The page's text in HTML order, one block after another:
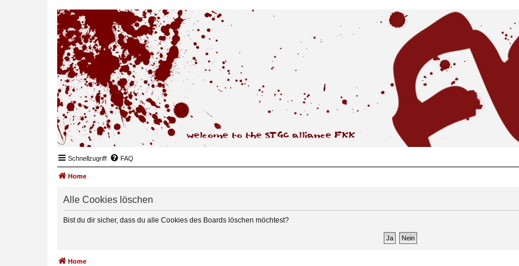
Schnellzugriff FAQ
Home
Alle Cookies löschen
Bist du dir sicher, dass du alle Cookies des Boards löschen möchtest?
Home